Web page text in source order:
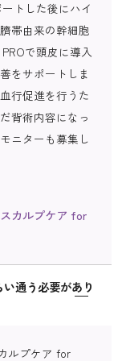
トした後にハイ
帯由来の幹細胞
で頭皮に導入
をサポートしま
行促進を行うた
背術内容になっ
ニターも募集し
カルプケア for
通う必要があり
ルプケア for